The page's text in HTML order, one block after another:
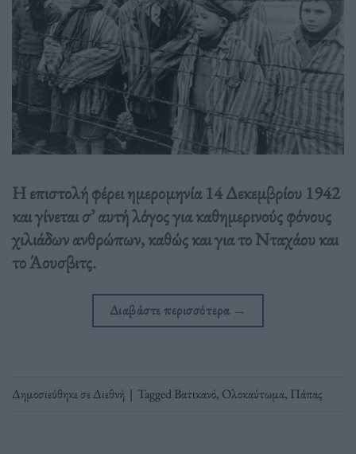
Η επιστολή φέρει ημερομηνία 14 Δεκεμβρίου 1942
και γίνεται σ’ αυτή λόγος για καθημερινούς φόνους
χιλιάδων ανθρώπων, καθώς και για το Νταχάου και
το Άουσβιτς.
Διαβάστε περισσότερα →
Δημοσιεύθηκε σεΔιεθνή | TaggedΒατικανό, Ολοκαύτωμα, Πάπας